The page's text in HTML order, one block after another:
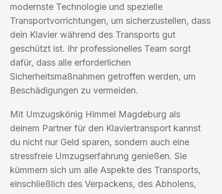
modernste Technologie und spezielle
Transportvorrichtungen, um sicherzustellen, dass
dein Klavier während des Transports gut
geschützt ist. Ihr professionelles Team sorgt
dafür, dass alle erforderlichen
Sicherheitsmaßnahmen getroffen werden, um
Beschädigungen zu vermeiden.
Mit Umzugskönig Himmel Magdeburg als
deinem Partner für den Klaviertransport kannst
du nicht nur Geld sparen, sondern auch eine
stressfreie Umzugserfahrung genießen. Sie
kümmern sich um alle Aspekte des Transports,
einschließlich des Verpackens, des Abholens,